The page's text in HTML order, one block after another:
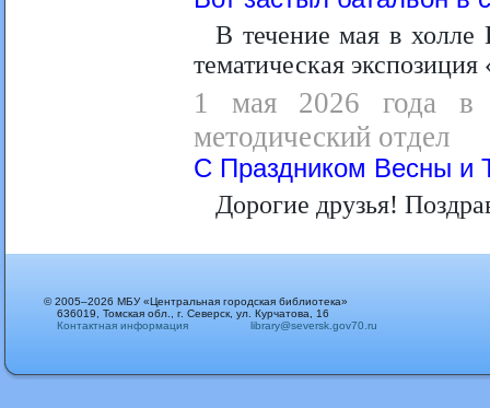
В течение мая в холле
тематическая
1 мая 2026 года в
методический отдел
С Праздником Весны и
Дорогие друзья!
© 2005–2026 МБУ «Центральная городская библиотека»
636019, Томская обл., г. Северск, ул. Курчатова, 16
Контактная информация
library@seversk.gov70.ru